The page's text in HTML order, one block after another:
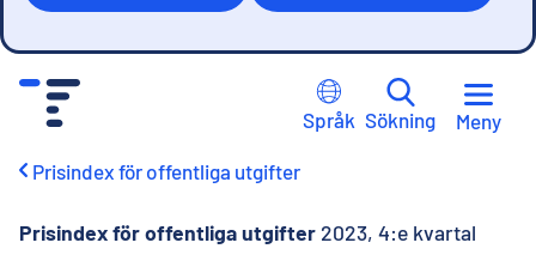
Språk Sökning Meny
Prisindex för offentliga utgifter
Prisindex för offentliga utgifter 2023, 4:e kvartal